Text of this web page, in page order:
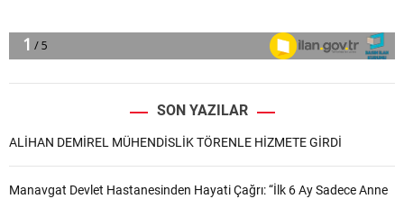
SON YAZILAR
ALİHAN DEMİREL MÜHENDİSLİK TÖRENLE HİZMETE GİRDİ
Manavgat Devlet Hastanesinden Hayati Çağrı: “İlk 6 Ay Sadece Anne